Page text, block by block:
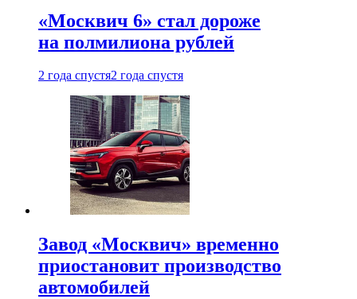
«Москвич 6» стал дороже
на полмилиона рублей
2 года спустя2 года спустя
Завод «Москвич» временно
приостановит производство
автомобилей